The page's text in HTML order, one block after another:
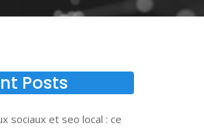
Posts
sociaux et seo local : ce